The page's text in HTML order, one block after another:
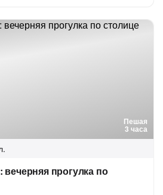
Пешая
3 часа
прогулка по